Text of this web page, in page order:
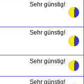
Sehr günstig!
Sehr günstig!
Sehr günstig!
Sehr günstig!